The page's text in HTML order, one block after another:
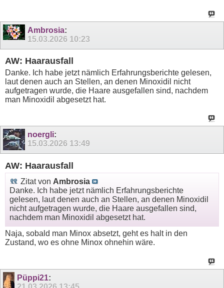
Ambrosia:
15.03.2026 10:23
AW: Haarausfall
Danke. Ich habe jetzt nämlich Erfahrungsberichte gelesen,
laut denen auch an Stellen, an denen Minoxidil nicht
aufgetragen wurde, die Haare ausgefallen sind, nachdem
man Minoxidil abgesetzt hat.
noergli:
15.03.2026 13:49
AW: Haarausfall
Zitat von Ambrosia
Danke. Ich habe jetzt nämlich Erfahrungsberichte
gelesen, laut denen auch an Stellen, an denen Minoxidil
nicht aufgetragen wurde, die Haare ausgefallen sind,
nachdem man Minoxidil abgesetzt hat.
Naja, sobald man Minox absetzt, geht es halt in den
Zustand, wo es ohne Minox ohnehin wäre.
Püppi21: